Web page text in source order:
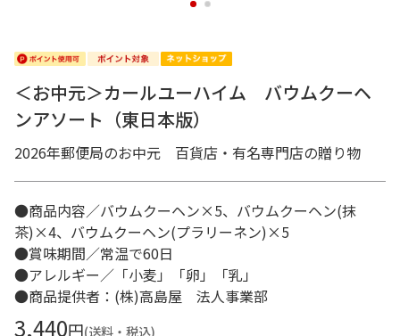
1 2
＜お中元＞カールユーハイム バウムクーヘ
ンアソート（東日本版）
2026年郵便局のお中元 百貨店・有名専門店の贈り物
●商品内容／バウムクーヘン×5、バウムクーヘン(抹
茶)×4、バウムクーヘン(プラリーネン)×5
●賞味期間／常温で60日
●アレルギー／「小麦」「卵」「乳」
●商品提供者：(株)高島屋 法人事業部
3,440円(送料・税込)